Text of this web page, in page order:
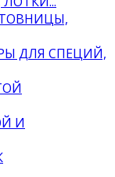
ДЛЯ СПЕЦИЙ,
И